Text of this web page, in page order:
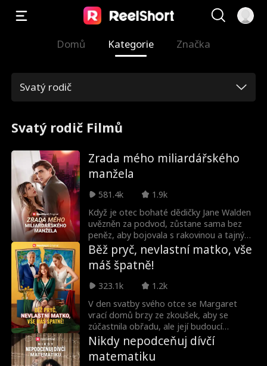
Domů Kategorie Značka
Svatý rodič
Svatý rodič Filmů
Zrada mého miliardářského
manžela
581.4k
1.9k
Když je otec bohaté dědičky Jane Walden
uvězněn za podvod, zůstane sama bez
peněz, aby bojovala s rakovinou a tajným
těhotenstvím. Aby ochránila svého
snoubence a jeho novou firmu před svým
životním neštěstím, zinscenuje falešnou
aféru, aby se do ní přestal zamilovávat.
Ale o několik let později, i když je Vincent
konečně miliardář, na Jane stále
nezapomněl. Jak mu má říct, že má
sedmiletého syna jménem Dylan?
Běž pryč, nevlastní matko, vše
máš špatně!
323.1k
1.2k
V den svatby svého otce se Margaret
vrací domů brzy ze zkoušek, aby se
zúčastnila obřadu, ale její budoucí
macecha Chloe ji považuje za milenku
jejího otce. Zatímco je její otec pryč,
Chloe využívá každé příležitosti, aby
Nikdy nepodceňuj dívčí
matematiku